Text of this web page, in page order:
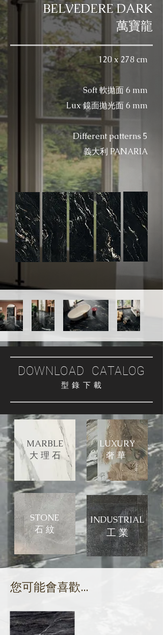
BELVEDERE DARK
萬寶龍
120 x 278 cm
Soft 軟拋面 6 mm
Lux 鏡面拋光面 6 mm
Different patterns 5
​義大利 PANARIA
DOWNLOAD CATALOG
型 錄 下 載
MARBLE
大 理 石
LUXURY
​奢 華
STONE
石 紋
INDUSTRIAL
​工 業
​您可能會喜歡...